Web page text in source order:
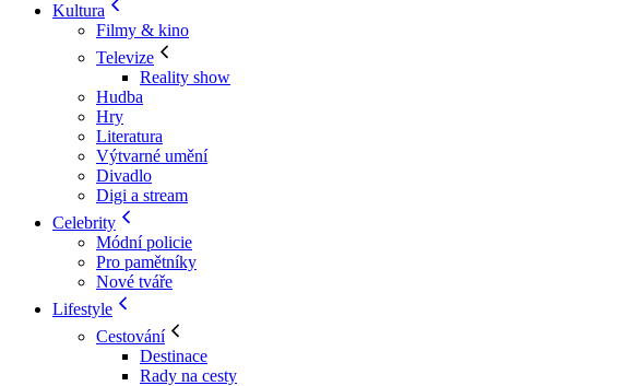
Kultura
Filmy & kino
Televize
Reality show
Hudba
Hry
Literatura
Výtvarné umění
Divadlo
Digi a stream
Celebrity
Módní policie
Pro pamětníky
Nové tváře
Lifestyle
Cestování
Destinace
Rady na cesty